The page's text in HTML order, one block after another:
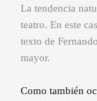
La tendencia
teatro. En este
texto de
mayor.
Como también